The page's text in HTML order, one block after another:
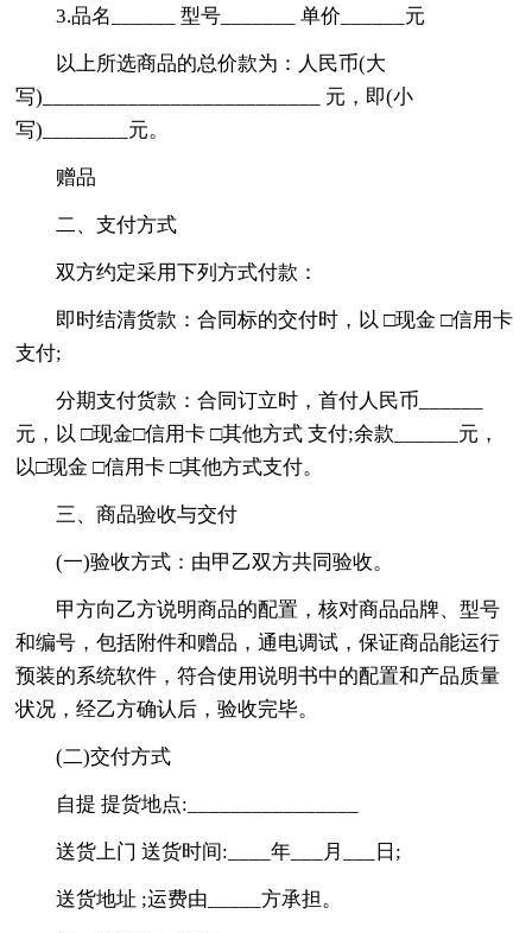
3.品名______ 型号_______ 单价______元
以上所选商品的总价款为：人民币(大
写)__________________________ 元，即(小
写)________元。
赠品
二、支付方式
双方约定采用下列方式付款：
即时结清货款：合同标的交付时，以 □现金 □信用卡
支付;
分期支付货款：合同订立时，首付人民币______
元，以 □现金□信用卡 □其他方式 支付;余款______元，
以□现金 □信用卡 □其他方式支付。
三、商品验收与交付
(一)验收方式：由甲乙双方共同验收。
甲方向乙方说明商品的配置，核对商品品牌、型号
和编号，包括附件和赠品，通电调试，保证商品能运行
预装的系统软件，符合使用说明书中的配置和产品质量
状况，经乙方确认后，验收完毕。
(二)交付方式
自提 提货地点:________________
送货上门 送货时间:____年___月___日;
送货地址 ;运费由_____方承担。